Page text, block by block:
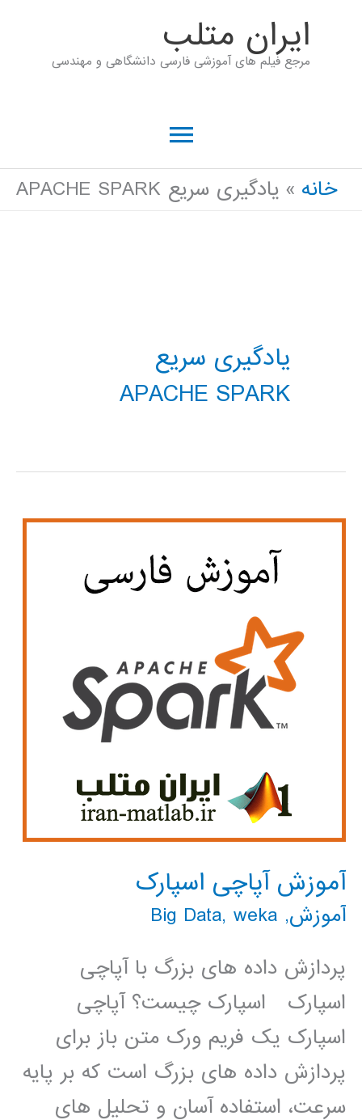
ايران متلب
مرجع فیلم های آموزشی فارسی دانشگاهی و مهندسی
فهرست
اصلی
خانه یادگیری سریع APACHE SPARK
یادگیری سریع
APACHE SPARK
آموزش آپاچی اسپارک
آموزش,
Big Data, weka
پردازش داده های بزرگ با آپاچی
اسپارک اسپارک چیست؟ آپاچی
اسپارک یک فریم ورک متن باز برای
پردازش داده های بزرگ است که بر پایه
سرعت، استفاده آسان و تحلیل های